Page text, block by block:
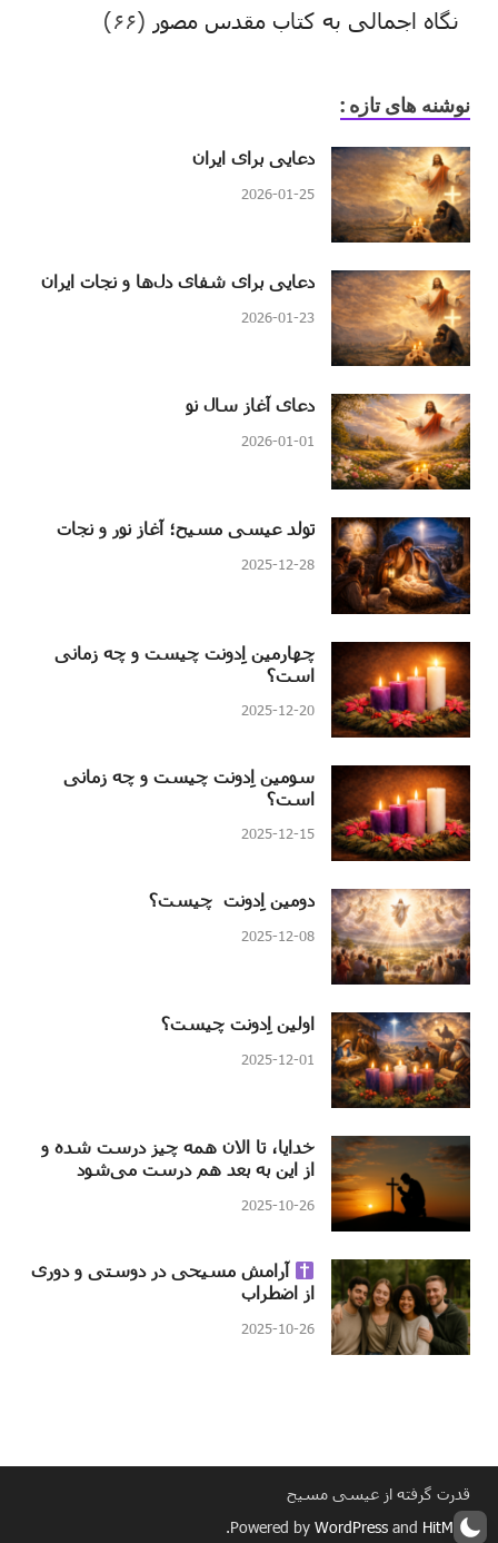
نگاه اجمالی به کتاب مقدس مصور (۶۶)
نوشنه های تازه :
دعایی برای ایران
2026-01-25
دعایی برای شفای دل‌ها و نجات ایران
2026-01-23
دعای آغاز سال نو
2026-01-01
تولد عیسی مسیح؛ آغاز نور و نجات
2025-12-28
چهارمین اِدونت چیست و چه زمانی
است؟
2025-12-20
سومین اِدونت چیست و چه زمانی
است؟
2025-12-15
دومین اِدونت چیست؟
2025-12-08
اولین اِدونت چیست؟
2025-12-01
خدایا، تا الان همه چیز درست شده و
از این به بعد هم درست می‌شود
2025-10-26
آرامش مسیحی در دوستی و دوری
از اضطراب
2025-10-26
قدرت گرفته از عیسی مسیح
Powered by WordPress and HitMag
.